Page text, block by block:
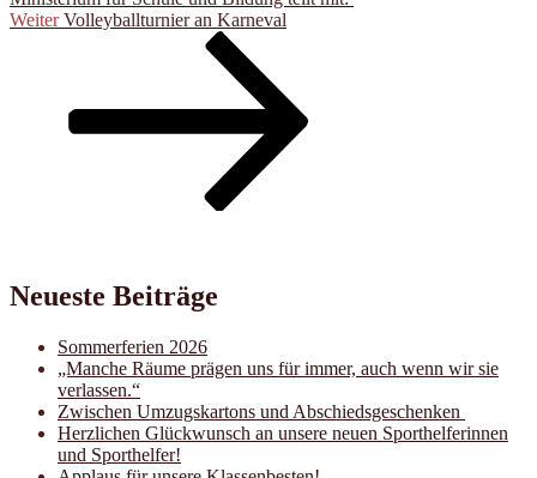
Nächster
Weiter Volleyballturnier an Karneval
Neueste Beiträge
Sommerferien 2026
„Manche Räume prägen uns für immer, auch wenn wir sie
verlassen.“
Zwischen Umzugskartons und Abschiedsgeschenken
Herzlichen Glückwunsch an unsere neuen Sporthelferinnen
und Sporthelfer!